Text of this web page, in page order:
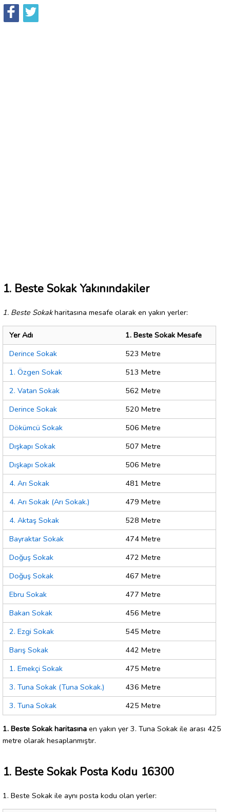
1. Beste Sokak Yakınındakiler
1. Beste Sokakharitasına mesafe olarak en yakın yerler:
Yer Adı
1. Beste Sokak Mesafe
Derince Sokak
523 Metre
1. Özgen Sokak
513 Metre
2. Vatan Sokak
562 Metre
Derince Sokak
520 Metre
Dökümcü Sokak
506 Metre
Dışkapı Sokak
507 Metre
Dışkapı Sokak
506 Metre
4. Arı Sokak
481 Metre
4. Arı Sokak (Arı Sokak.)
479 Metre
4. Aktaş Sokak
528 Metre
Bayraktar Sokak
474 Metre
Doğuş Sokak
472 Metre
Doğuş Sokak
467 Metre
Ebru Sokak
477 Metre
Bakan Sokak
456 Metre
2. Ezgi Sokak
545 Metre
Barış Sokak
442 Metre
1. Emekçi Sokak
475 Metre
3. Tuna Sokak (Tuna Sokak.)
436 Metre
3. Tuna Sokak
425 Metre
1. Beste Sokak haritasına en yakın yer 3. Tuna Sokak ile arası 425
metre olarak hesaplanmıştır.
1. Beste Sokak Posta Kodu 16300
1. Beste Sokak ile aynı posta kodu olan yerler: